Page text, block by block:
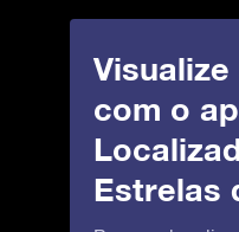
com o
Estrelas